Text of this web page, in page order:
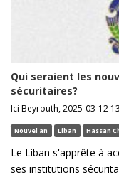
Qui seraient les
sécuritaires?
Ici Beyrouth, 2025-03-12
Nouvel an Liban Hassan
Le Liban s'apprête à
ses institutions